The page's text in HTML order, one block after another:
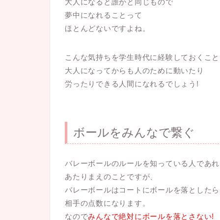
大人になると誰かと同じもので
夢中になれることって
ほとんどないですよね。
こんな気持ちを学生時代に経験しておくこ
大人になってからも人のために動いたり
労ったりできる人間になれるでしょう!
ボールをみんなで繋ぐ
バレーボールのルールを知っている人であ
あたりまえのことですが、
バレーボールはコートにボールを落としたら
相手の点数になります。
なのでみんなで絶対にボールを落とさない!